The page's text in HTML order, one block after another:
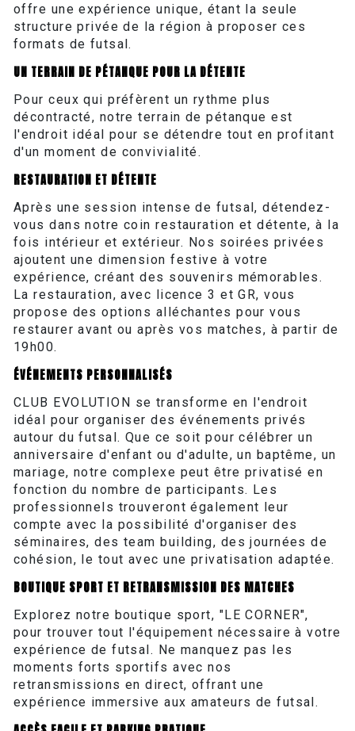
offre une expérience unique, étant la seule
structure privée de la région à proposer ces
formats de futsal.
UN TERRAIN DE PÉTANQUE POUR LA DÉTENTE
Pour ceux qui préfèrent un rythme plus
décontracté, notre terrain de pétanque est
l'endroit idéal pour se détendre tout en profitant
d'un moment de convivialité.
RESTAURATION ET DÉTENTE
Après une session intense de futsal, détendez-
vous dans notre coin restauration et détente, à la
fois intérieur et extérieur. Nos soirées privées
ajoutent une dimension festive à votre
expérience, créant des souvenirs mémorables.
La restauration, avec licence 3 et GR, vous
propose des options alléchantes pour vous
restaurer avant ou après vos matches, à partir de
19h00.
ÉVÉNEMENTS PERSONNALISÉS
CLUB EVOLUTION se transforme en l'endroit
idéal pour organiser des événements privés
autour du futsal. Que ce soit pour célébrer un
anniversaire d'enfant ou d'adulte, un baptême, un
mariage, notre complexe peut être privatisé en
fonction du nombre de participants. Les
professionnels trouveront également leur
compte avec la possibilité d'organiser des
séminaires, des team building, des journées de
cohésion, le tout avec une privatisation adaptée.
BOUTIQUE SPORT ET RETRANSMISSION DES MATCHES
Explorez notre boutique sport, "LE CORNER",
pour trouver tout l'équipement nécessaire à votre
expérience de futsal. Ne manquez pas les
moments forts sportifs avec nos
retransmissions en direct, offrant une
expérience immersive aux amateurs de futsal.